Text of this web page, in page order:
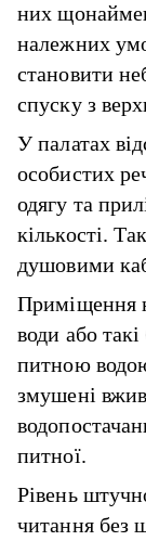
них
належних
становити
спуску з
У палатах
особистих
одягу та
кількості.
душовими
Приміщення
води або
питною
змушені
питної.
Рівень
читання без